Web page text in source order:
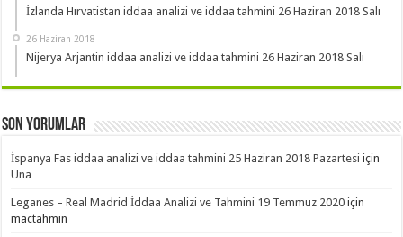
İzlanda Hırvatistan iddaa analizi ve iddaa tahmini 26 Haziran 2018 Salı
26 Haziran 2018
Nijerya Arjantin iddaa analizi ve iddaa tahmini 26 Haziran 2018 Salı
Son Yorumlar
İspanya Fas iddaa analizi ve iddaa tahmini 25 Haziran 2018 Pazartesi için
Una
Leganes – Real Madrid İddaa Analizi ve Tahmini 19 Temmuz 2020 için
mactahmin